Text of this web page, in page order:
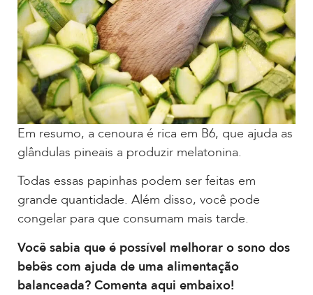
Em resumo, a cenoura é rica em B6, que ajuda as
glândulas pineais a produzir melatonina.
Todas essas papinhas podem ser feitas em
grande quantidade. Além disso, você pode
congelar para que consumam mais tarde.
Você sabia que é possível melhorar o sono dos
bebês com ajuda de uma alimentação
balanceada? Comenta aqui embaixo!